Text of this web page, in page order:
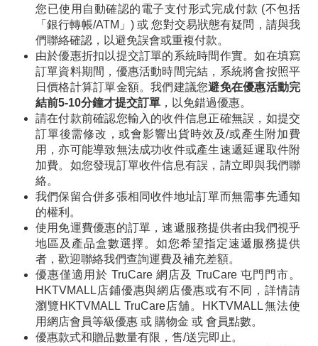
您已使用自動確認的電子支付形式完成付款 (不包括
「銀行轉帳/ATM」) 或 您對交易狀態有疑問，請與我
們聯絡確認，以避免誤會或重複付款。
由於優惠折扣以提交訂單的系統時間作實。如在填寫
訂單資料期間，優惠活動時間完結，系統將會按照平
日價格計算訂單金額。我們建議您避免在優惠活動完
結前5-10分鐘才提交訂單 ，以免錯過優惠。
請在付款前確認您輸入的收件信息正確無誤，如提交
訂單後需修改，或會影響出貨時效及/或產生附加費
用，亦可能導致無法成功收件或產生速遞延遲取件附
加費。如您發現訂單收件信息有誤，請立即與我們聯
絡。
我們保留合併多張相同收件地址訂單而無需事先通知
的權利。
使用免運費優惠的訂單，速遞服務提供者由我們視乎
地區及產品盒數選擇。如您希望指定速遞服務提供
者，歡迎聯絡我們查詢運費及補充差額。
優惠僅適用於 TruCare 網店及 TruCare 屯門門市。
HKTVMALL店鋪優惠與網店優惠或有不同，詳情請
瀏覽HKTVMALL TruCare店舖。HKTVMALL無法使
用網店會員等級優惠 或 購物金 或 會員點數。
優惠款式和贈品數量有限，售/送完即止。